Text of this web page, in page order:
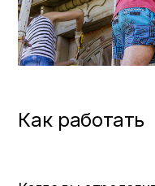
Как работать